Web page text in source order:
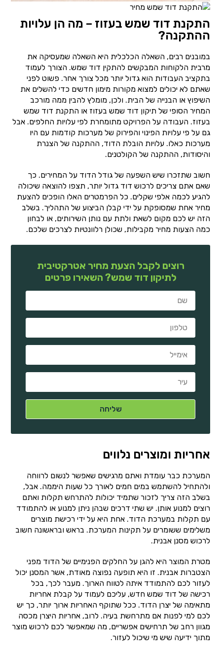
התקנת דוד שמש בעזוז – מה הן עלויות
ההתקנה?
במובנים רבים, השאלה הכלכלית היא השאלה שמעסיקה את
מרבית הלקוחות המבקשים להתקין דוד שמש. הצורך לעמוד
בתקציב העבודות הוא גדול יותר מכל צורך אחר. פשוט לפני
שאתם לא יכולים למצוא מקורות מימון חדשים כדי להשלים את
השיפוץ או הבנייה של הבית. ולכן, מומלץ להבין ממה מורכב
המחיר הסופי של תיקון דוד שמש בעזוז או התקנת דוד שמש
בעזוז. העבודה על הפרויקט מתומחרת לפי עלויות החלפים. אבל
גם על פי עלויות הפינוי והפירוק של מערכות קודמות עם היו
מערכות כאלו. עלויות הובלת הדוד, ההתקנה של הצנרת
והיסודות, ההתקנה של הקולטנים.
חשוב שתזכרו שיש השפעה של גודל הדוד על המחירים. כך
שאם אתם צריכים לרכוש דוד גדול יותר, תצפו להוצאה שיכולה
להגיע לכמה אלפי שקלים. כל הפרמטרים האלו הופכים להצעת
מחיר אחת שמסופקת על ידי קבלן הביצוע של התהליך. בשלב
הזה יש לכם מקום לשאת ולתת עם נותן השירותים, או לבחון
כמה הצעות מחיר מקבילות, שכולן רלוונטיות לצרכים שלכם.
רוצים לקבל הצעת מחיר אטרקטיבית
לתיקון דוד שמש? השאירו פרטים
אחריות ומוצרים נלווים
המערכת כבר עומדת ואתם מרגישים שאפשר לנשום לרווחה
ולהתחיל להשתמש במים חמים לאורך כל שעות היממה. אבל,
בשלב הזה צריך לזכור שתמיד יכולות להתרחש תקלות ואתם
רוצים למנוע אותן. יש שתי דרכים שבהן ניתן למנוע או להתמודד
עם תקלות במערכת הדוד. אחת היא על ידי רכישת מוצרים
משלימים ששומרים על תקינות המערכת. בראש ובראשונה חשוב
לרכוש מסנן אבנית.
מטרת המוצר היא להגן על החלקים הפנימיים של הדוד מפני
הצטברות אבנית. זו היא תופעה נפוצה מאודת, אשר המסנן יכול
לעזור לכם להתמודד איתה לטווח הארוך. מעבר לכך, בכל
רכישה של דוד שמש חדש, עליכם לעמוד על קבלת אחריות
מתאימה של יצרן הדוד. ככל שתוקף האחריות ארוך יותר, כך יש
לכם למי לפנות אם מתרחשת בעיה. לרוב, אחריות היצרן מכסה
מגוון רחב של תרחישים אפשריים, מה שמאפשר לכם לרכוש מוצר
מתוך ידיעה שיש מי שיכול לעזור.